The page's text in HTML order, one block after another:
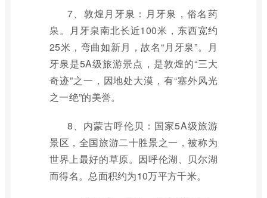
7、敦煌月牙泉：月牙泉，俗名药
泉。月牙泉南北长近100米，东西宽约
25米，弯曲如新月，故名“月牙泉”。月
牙泉是5A级旅游景点，是敦煌的“三大
奇迹”之一，因地处大漠，有“塞外风光
之一绝”的美誉。
8、内蒙古呼伦贝：国家5A级旅游
景区，全国旅游二十胜景之一，被称为
世界上最好的草原。因呼伦湖、贝尔湖
而得名。总面积约为10万平方千米。